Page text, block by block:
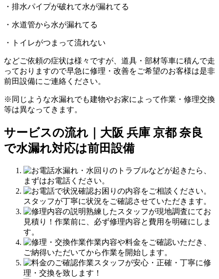
・排水パイプが破れて水が漏れてる
・水道管から水が漏れてる
・トイレがつまって流れない
などご依頼の症状は様々ですが、道具・部材等車に積んで走
っておりますので早急に修理・改善をご希望のお客様は是非
前田設備にご連絡ください。
※同じような水漏れでも建物やお家によって作業・修理交換
等は異なってきます。
サービスの流れ｜大阪 兵庫 京都 奈良
で水漏れ対応は前田設備
水漏れ・水回りのトラブルなどが起きたら、
まずはお電話ください。
お困りの内容をご相談ください。
スタッフが丁寧に状況をご確認させていただきます。
熟練したスタッフが現地調査にてお
見積り！作業前に、必ず修理内容と費用を明確にしま
す。
作業内容や料金をご確認いただき、
ご納得いただいてから作業を開始します。
作業スタッフが安心・正確・丁寧に修
理・交換を致します！